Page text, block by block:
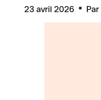
23 avril 2026 Par